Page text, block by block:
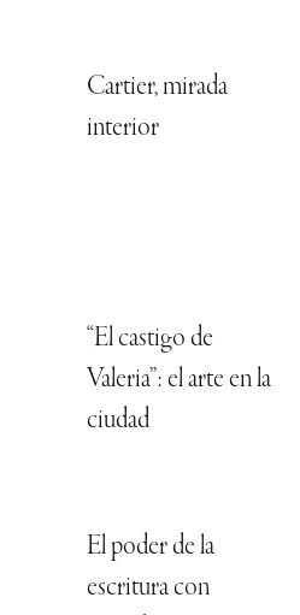
Cartier, mirada
interior
“El castigo de
Valeria”: el arte en la
ciudad
El poder de la
escritura con